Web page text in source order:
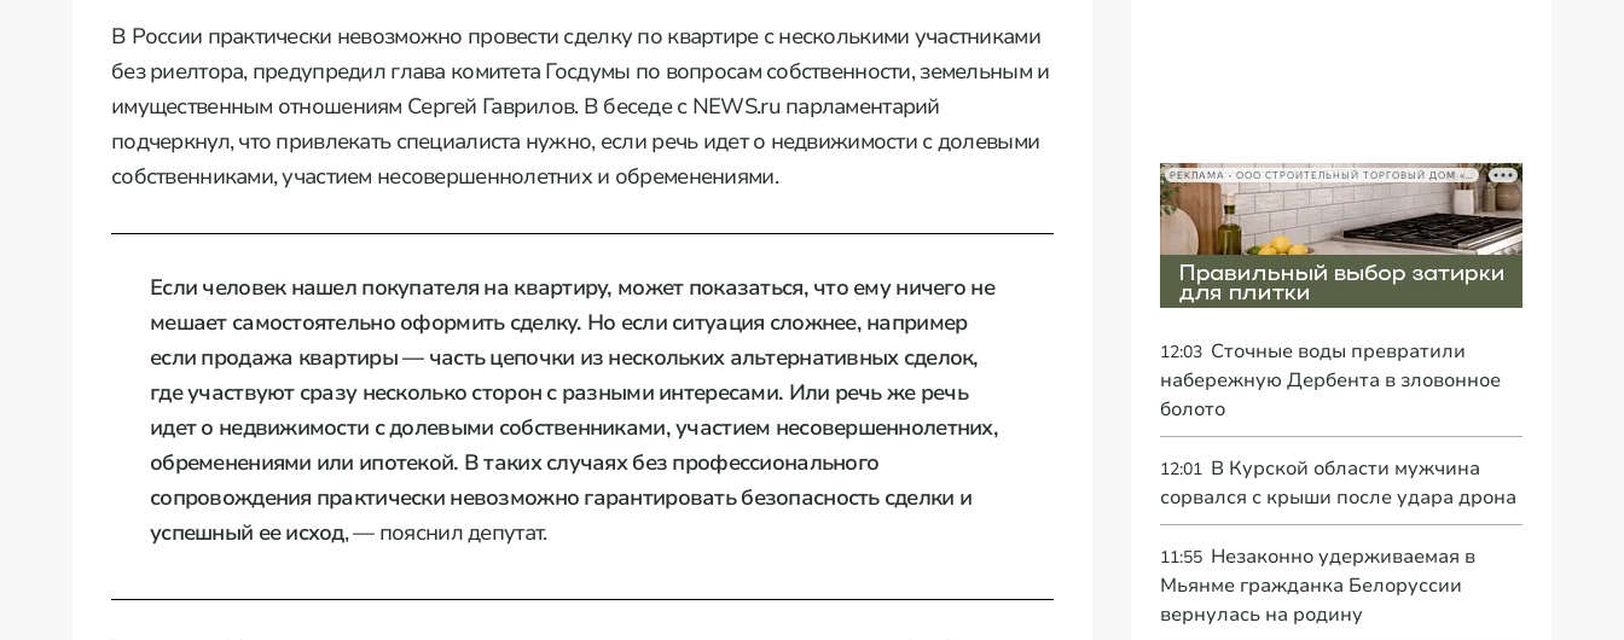
В России практически невозможно провести сделку по квартире с несколькими участниками
без риелтора, предупредил глава комитета Госдумы по вопросам собственности, земельным и
имущественным отношениям Сергей Гаврилов. В беседе с NEWS.ru парламентарий
подчеркнул, что привлекать специалиста нужно, если речь идет о недвижимости с долевыми
собственниками, участием несовершеннолетних и обременениями.
Если человек нашел покупателя на квартиру, может показаться, что ему ничего не
мешает самостоятельно оформить сделку. Но если ситуация сложнее, например
если продажа квартиры — часть цепочки из нескольких альтернативных сделок,
где участвуют сразу несколько сторон с разными интересами. Или речь же речь
идет о недвижимости с долевыми собственниками, участием несовершеннолетних,
обременениями или ипотекой. В таких случаях без профессионального
сопровождения практически невозможно гарантировать безопасность сделки и
успешный ее исход, — пояснил депутат.
12:03 Сточные воды превратили
набережную Дербента в зловонное
болото
12:01 В Курской области мужчина
сорвался с крыши после удара дрона
11:55 Незаконно удерживаемая в
Мьянме гражданка Белоруссии
вернулась на родину